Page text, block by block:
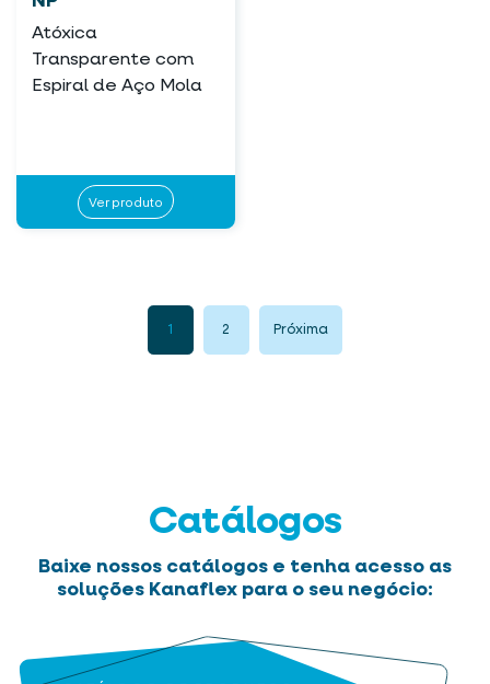
Atóxica
Transparente com
Espiral de Aço Mola
Ver produto
1 2 Próxima
Catálogos
Baixe nossos catálogos e tenha acesso as
soluções Kanaflex para o seu negócio: